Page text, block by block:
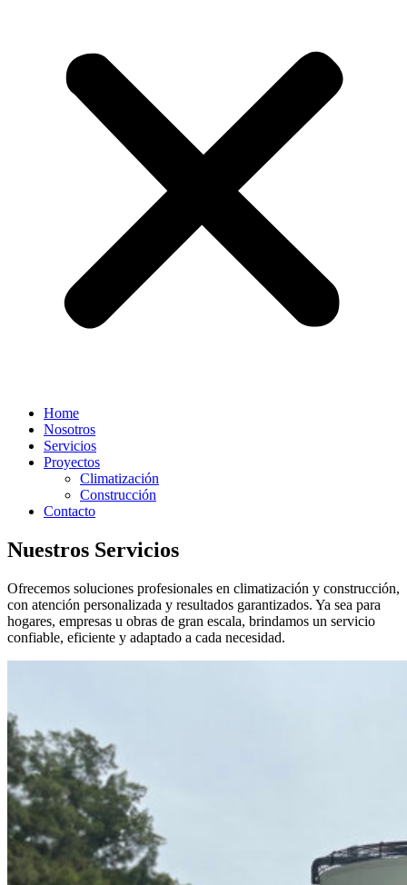
Home
Nosotros
Servicios
Proyectos
Climatización
Construcción
Contacto
Nuestros Servicios
Ofrecemos soluciones profesionales en climatización y construcción,
con atención personalizada y resultados garantizados. Ya sea para
hogares, empresas u obras de gran escala, brindamos un servicio
confiable, eficiente y adaptado a cada necesidad.